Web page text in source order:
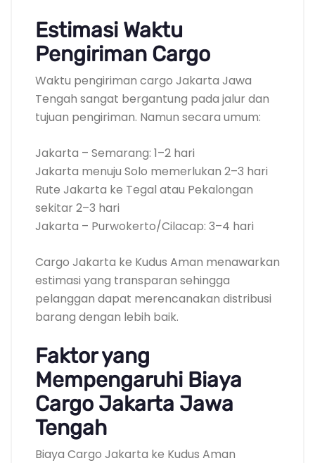
Estimasi Waktu
Pengiriman Cargo
Waktu pengiriman cargo Jakarta Jawa
Tengah sangat bergantung pada jalur dan
tujuan pengiriman. Namun secara umum:
Jakarta – Semarang: 1–2 hari
Jakarta menuju Solo memerlukan 2–3 hari
Rute Jakarta ke Tegal atau Pekalongan
sekitar 2–3 hari
Jakarta – Purwokerto/Cilacap: 3–4 hari
Cargo Jakarta ke Kudus Aman menawarkan
estimasi yang transparan sehingga
pelanggan dapat merencanakan distribusi
barang dengan lebih baik.
Faktor yang
Mempengaruhi Biaya
Cargo Jakarta Jawa
Tengah
Biaya Cargo Jakarta ke Kudus Aman